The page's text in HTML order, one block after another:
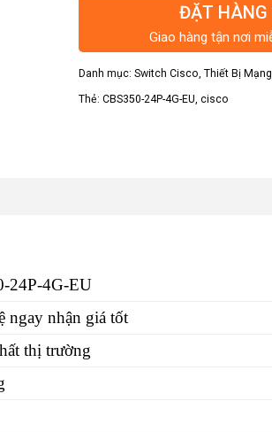
ĐẶT HÀNG
Giao hàng tận nơi
Danh mục: Switch Cisco Thiết Bị
Thẻ: CBS350-24P-4G-EU cisco
24P-4G-EU
ngay nhận giá tốt
thị trường